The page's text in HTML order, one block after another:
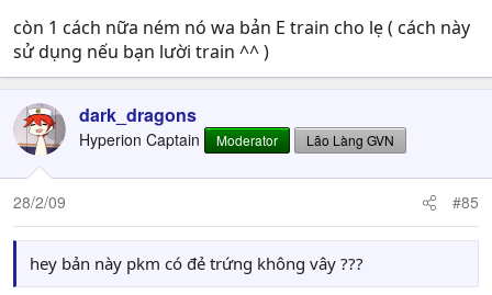
còn 1 cách nữa ném nó wa bản E train cho lẹ ( cách này
sử dụng nếu bạn lười train ^^ )
dark_dragons
Hyperion Captain Moderator Lão Làng GVN
28/2/09 #85
hey bản này pkm có đẻ trứng không vây ???